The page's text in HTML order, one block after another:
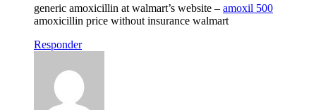
generic amoxicillin at walmart’s website – amoxil 500
amoxicillin price without insurance walmart
Responder